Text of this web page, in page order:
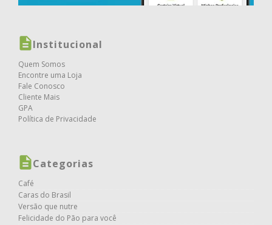
Institucional
Quem Somos
Encontre uma Loja
Fale Conosco
Cliente Mais
GPA
Política de Privacidade
Categorias
Café
Caras do Brasil
Versão que nutre
Felicidade do Pão para você